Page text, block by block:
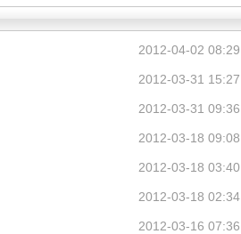
2012-04-02 08:29
2012-03-31 15:27
2012-03-31 09:36
2012-03-18 09:08
2012-03-18 03:40
2012-03-18 02:34
2012-03-16 07:36